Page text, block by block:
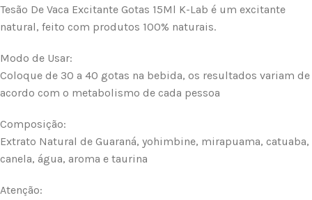
Tesão De Vaca Excitante Gotas 15Ml K-Lab é um excitante
natural, feito com produtos 100% naturais.
Modo de Usar:
Coloque de 30 a 40 gotas na bebida, os resultados variam de
acordo com o metabolismo de cada pessoa
Composição:
Extrato Natural de Guaraná, yohimbine, mirapuama, catuaba,
canela, água, aroma e taurina
Atenção: